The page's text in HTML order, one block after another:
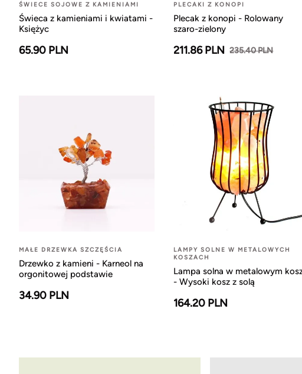
ŚWIECE SOJOWE Z KAMIENIAMI
Świeca z kamieniami i kwiatami -
Księżyc
65.90 PLN
PLECAKI Z KONOPI
Plecak z konopi - Rolowany
szaro-zielony
211.86 PLN 235.40 PLN
MAŁE DRZEWKA SZCZĘŚCIA
Drzewko z kamieni - Karneol na
orgonitowej podstawie
34.90 PLN
LAMPY SOLNE W METALOWYCH
KOSZACH
Lampa solna w metalowym
- Wysoki kosz z solą
164.20 PLN